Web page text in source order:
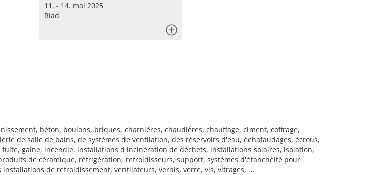
11. - 14. mai 2025
Riad
béton, boulons, briques, charnières, chaudières, chauffage, ciment, coffrage,
de salle de bains, de systèmes de ventilation, des réservoirs d'eau, échafaudages, écrous,
gaine, incendie, installations d'incinération de déchets, installations solaires, isolation,
de céramique, réfrigération, refroidisseurs, support, systèmes d'étanchéité pour
de refroidissement, ventilateurs, vernis, verre, vis, vitrages, …